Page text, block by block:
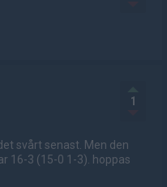
1
svårt senast. Men den
16-3 (15-0 1-3). hoppas